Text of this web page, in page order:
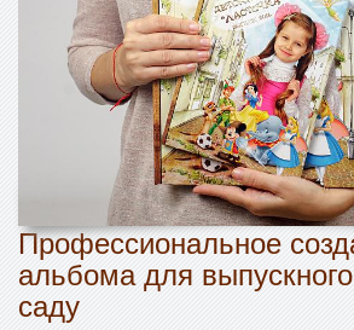
Профессиональное
альбома для
саду